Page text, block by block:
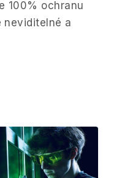
100% ochranu
neviditelné a